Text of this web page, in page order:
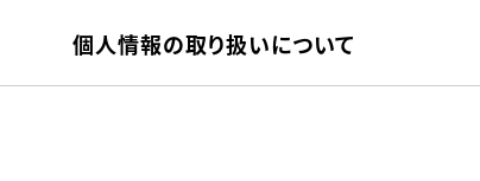
個人情報の取り扱いについて